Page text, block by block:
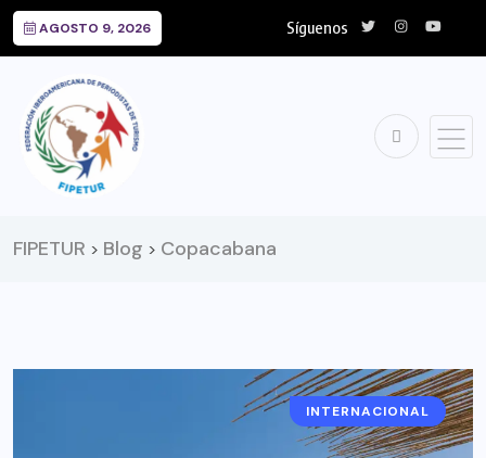
AGOSTO 9, 2026 Síguenos
FIPETUR > Blog > Copacabana
INTERNACIONAL